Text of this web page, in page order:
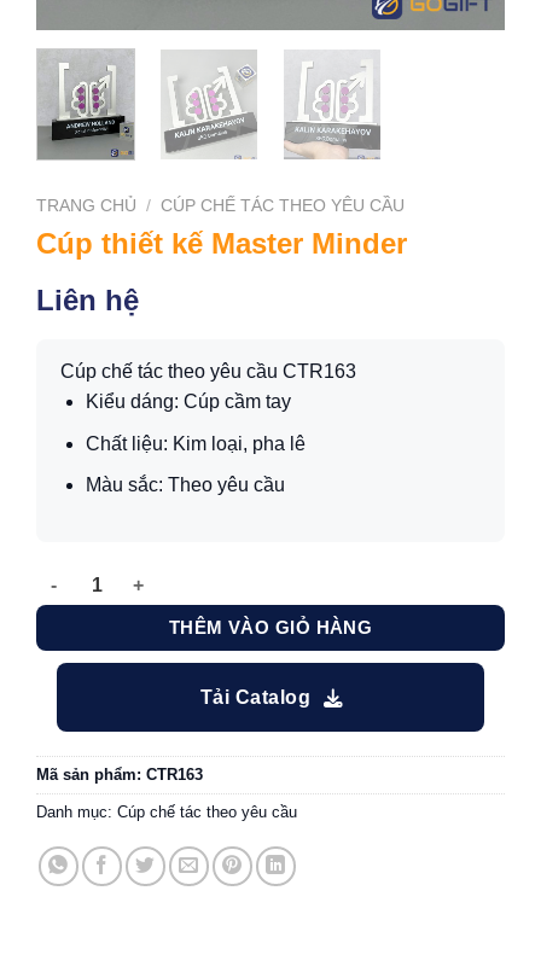
TRANG CHỦ / CÚP CHẾ TÁC THEO YÊU CẦU
Cúp thiết kế Master Minder
Liên hệ
Cúp chế tác theo yêu cầu CTR163
Kiểu dáng: Cúp cầm tay
Chất liệu: Kim loại, pha lê
Màu sắc: Theo yêu cầu
Cúp thiết kế Master Minder số lượng
THÊM VÀO GIỎ HÀNG
Tải Catalog
Mã sản phẩm: CTR163
Danh mục: Cúp chế tác theo yêu cầu